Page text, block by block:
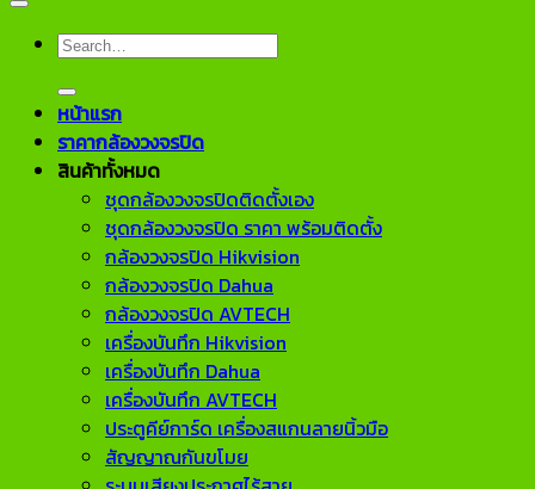
Search
หน้าแรก
ราคากล้องวงจรปิด
สินค้าทั้งหมด
ชุดกล้องวงจรปิดติดตั้งเอง
ชุดกล้องวงจรปิด ราคา พร้อมติดตั้ง
กล้องวงจรปิด Hikvision
กล้องวงจรปิด Dahua
กล้องวงจรปิด AVTECH
เครื่องบันทึก Hikvision
เครื่องบันทึก Dahua
เครื่องบันทึก AVTECH
ประตูคีย์การ์ด เครื่องสแกนลายนิ้วมือ
สัญญาณกันขโมย